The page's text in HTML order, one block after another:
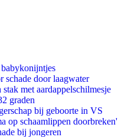
schade door laagwater
met aardappelschilmesje
graden
bij geboorte in VS
op schaamlippen doorbreken'
bij jongeren